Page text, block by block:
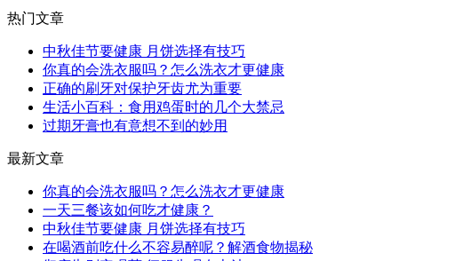
热门文章
中秋佳节要健康 月饼选择有技巧
你真的会洗衣服吗？怎么洗衣才更健康
正确的刷牙对保护牙齿尤为重要
生活小百科：食用鸡蛋时的几个大禁忌
过期牙膏也有意想不到的妙用
最新文章
你真的会洗衣服吗？怎么洗衣才更健康
一天三餐该如何吃才健康？
中秋佳节要健康 月饼选择有技巧
在喝酒前吃什么不容易醉呢？解酒食物揭秘